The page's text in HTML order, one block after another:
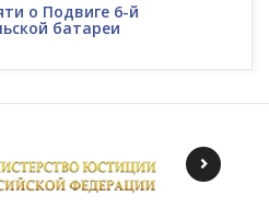
о Подвиге 6-й
батареи